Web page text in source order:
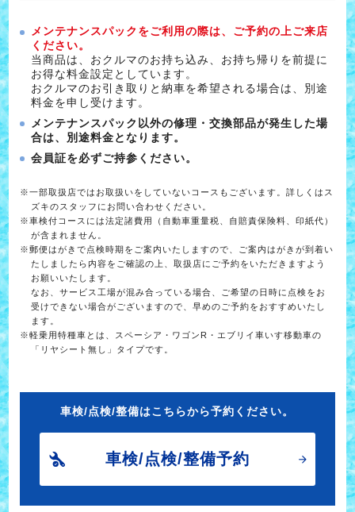
メンテナンスパックをご利用の際は、ご予約の上ご来店
ください。
当商品は、おクルマのお持ち込み、お持ち帰りを前提に
お得な料金設定としています。
おクルマのお引き取りと納車を希望される場合は、別途
料金を申し受けます。
メンテナンスパック以外の修理・交換部品が発生した場
合は、別途料金となります。
会員証を必ずご持参ください。
※一部取扱店ではお取扱いをしていないコースもございます。詳しくはス
ズキのスタッフにお問い合わせください。
※車検付コースには法定諸費用（自動車重量税、自賠責保険料、印紙代）
が含まれません。
※郵便はがきで点検時期をご案内いたしますので、ご案内はがきが到着い
たしましたら内容をご確認の上、取扱店にご予約をいただきますよう
お願いいたします。
なお、サービス工場が混み合っている場合、ご希望の日時に点検をお
受けできない場合がございますので、早めのご予約をおすすめいたし
ます。
※軽乗用特種車とは、スペーシア・ワゴンR・エブリイ車いす移動車の
「リヤシート無し」タイプです。
車検/点検/整備はこちらから予約ください。
車検/点検/整備予約